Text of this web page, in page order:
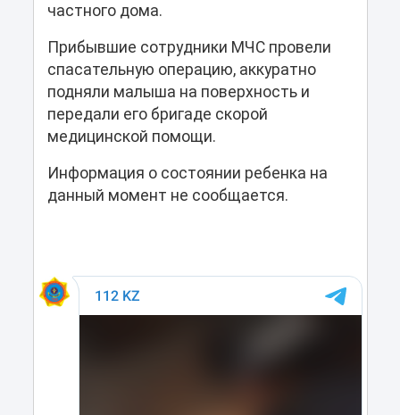
частного дома.
Прибывшие сотрудники МЧС провели
спасательную операцию, аккуратно
подняли малыша на поверхность и
передали его бригаде скорой
медицинской помощи.
Информация о состоянии ребенка на
данный момент не сообщается.